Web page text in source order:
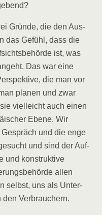
Grün­de, die den Aus­
das Gefühl, dass die
ist, was
Das war eine
die man vor
pla­nen und zwar
viel­leicht auch einen
Ebe­ne. Wir
und die enge
und sind der Auf­
und kon­struk­ti­ve
allen
selbst, uns als Unter­
Verbrauchern.